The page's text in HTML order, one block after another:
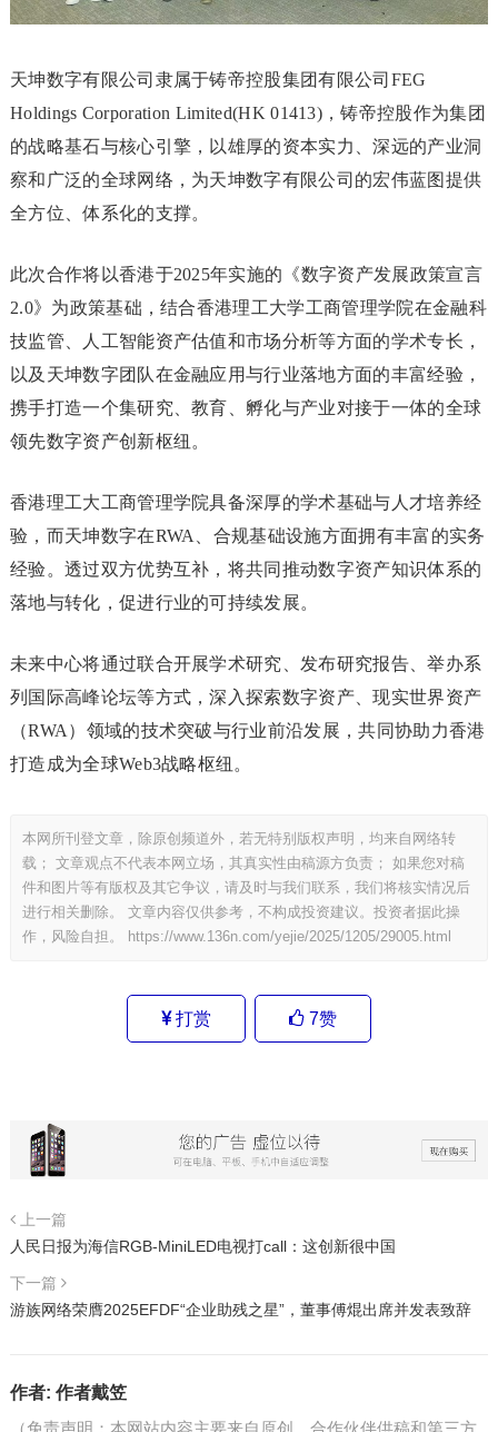
天坤数字有限公司隶属于铸帝控股集团有限公司 FEG
Holdings Corporation Limited(HK 01413)，铸帝控股作为集团
的战略基石与核心引擎，以雄厚的资本实力、深远的产业洞
察和广泛的全球网络，为天坤数字有限公司的宏伟蓝图提供
全方位、体系化的支撑。
此次合作将以香港于2025年实施的《数字资产发展政策宣言
2.0》为政策基础，结合香港理工大学工商管理学院在金融科
技监管、人工智能资产估值和市场分析等方面的学术专长，
以及天坤数字团队在金融应用与行业落地方面的丰富经验，
携手打造一个集研究、教育、孵化与产业对接于一体的全球
领先数字资产创新枢纽。
香港理工大工商管理学院具备深厚的学术基础与人才培养经
验，而天坤数字在RWA、合规基础设施方面拥有丰富的实务
经验。透过双方优势互补，将共同推动数字资产知识体系的
落地与转化，促进行业的可持续发展。
未来中心将通过联合开展学术研究、发布研究报告、举办系
列国际高峰论坛等方式，深入探索数字资产、现实世界资产
（RWA）领域的技术突破与行业前沿发展，共同协助力香港
打造成为全球Web3战略枢纽。
本网所刊登文章，除原创频道外，若无特别版权声明，均来自网络转
载； 文章观点不代表本网立场，其真实性由稿源方负责； 如果您对稿
件和图片等有版权及其它争议，请及时与我们联系，我们将核实情况后
进行相关删除。 文章内容仅供参考，不构成投资建议。投资者据此操
作，风险自担。
https://www.136n.com/yejie/2025/1205/29005.html
打赏 7赞
上一篇
人民日报为海信RGB-MiniLED电视打call：这创新很中国
下一篇
游族网络荣膺2025EFDF“企业助残之星”，董事傅焜出席并发表致辞
作者: 作者戴笠
（免责声明：本网站内容主要来自原创、合作伙伴供稿和第三方